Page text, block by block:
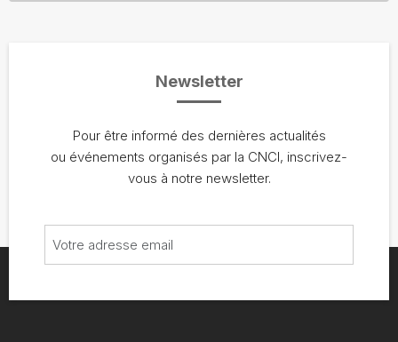
Newsletter
Pour être informé des dernières actualités
ou événements organisés par la CNCI, inscrivez-
vous à notre newsletter.